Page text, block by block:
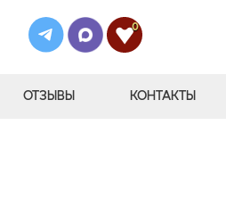
0
ОТЗЫВЫ КОНТАКТЫ